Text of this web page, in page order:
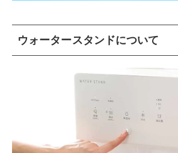
ウォータースタンドについて